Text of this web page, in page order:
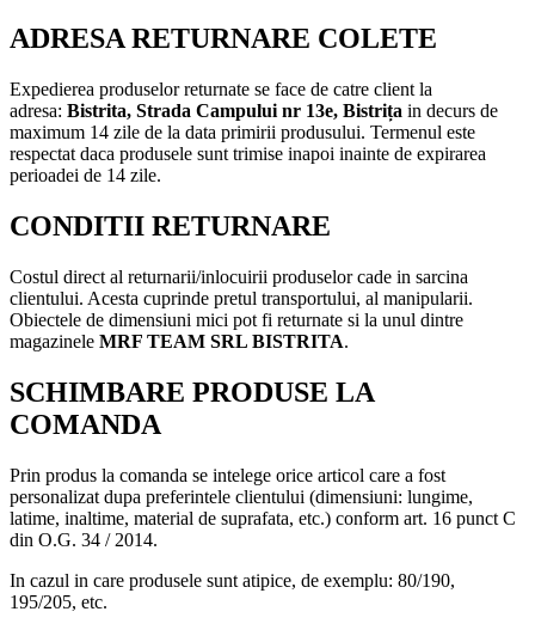
ADRESA RETURNARE COLETE
Expedierea produselor returnate se face de catre client la
adresa: Bistrita, Strada Campului nr 13e, Bistrița in decurs de
maximum 14 zile de la data primirii produsului. Termenul este
respectat daca produsele sunt trimise inapoi inainte de expirarea
perioadei de 14 zile.
CONDITII RETURNARE
Costul direct al returnarii/inlocuirii produselor cade in sarcina
clientului. Acesta cuprinde pretul transportului, al manipularii.
Obiectele de dimensiuni mici pot fi returnate si la unul dintre
magazinele MRF TEAM SRL BISTRITA.
SCHIMBARE PRODUSE LA
COMANDA
Prin produs la comanda se intelege orice articol care a fost
personalizat dupa preferintele clientului (dimensiuni: lungime,
latime, inaltime, material de suprafata, etc.) conform art. 16 punct C
din O.G. 34 / 2014.
In cazul in care produsele sunt atipice, de exemplu: 80/190,
195/205, etc.